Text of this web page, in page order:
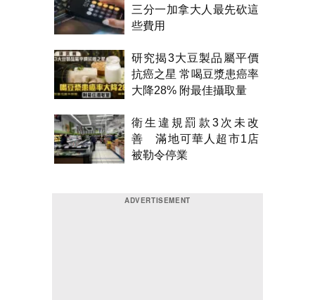
三分一加拿大人最先砍這
些費用
研究揭3大豆製品屬平價
抗癌之星 常喝豆漿患癌率
大降28% 附最佳攝取量
衛生違規罰款3次未改
善 滿地可華人超市1店
被勒令停業